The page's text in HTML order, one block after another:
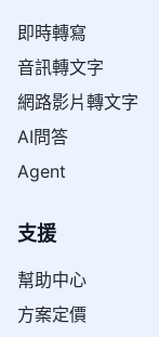
即時轉寫
音訊轉文字
網路影片轉文字
AI問答
Agent
支援
幫助中心
方案定價